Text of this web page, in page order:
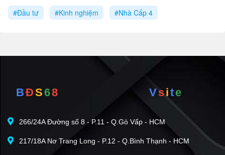
#Đầu tư
#Kinh nghiệm #Nhà Cấp 4
BĐS68 Vsite
266/24A Đường số 8 - P.11 - Q.Gò Vấp - HCM
217/18A Nơ Trang Long - P.12 - Q.Bình Thạnh - HCM